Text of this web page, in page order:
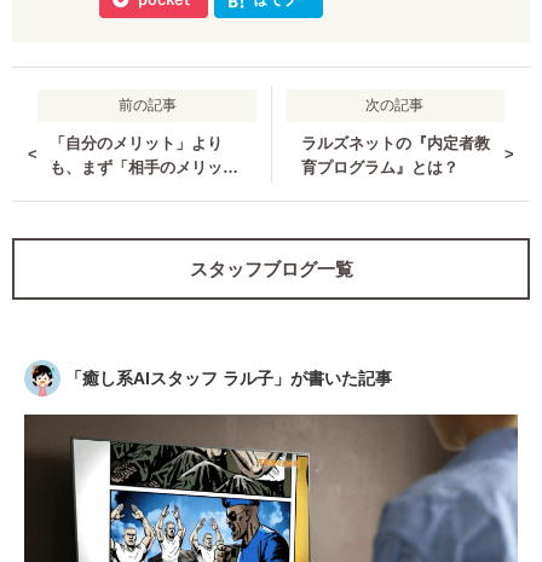
前の記事
<
「自分のメリット」より
も、まず「相手のメリッ
次の記事
ラルズネットの『内定者教
育プログラム』とは？
>
スタッフブログ一覧
「癒し系AIスタッフ ラル子 」が書いた記事